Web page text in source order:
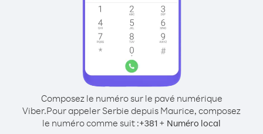
Composez le numéro sur le pavé numérique
Viber.Pour appeler Serbie depuis Maurice, composez
le numéro comme suit :+381 + Numéro local